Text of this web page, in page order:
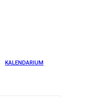
KALENDARIUM